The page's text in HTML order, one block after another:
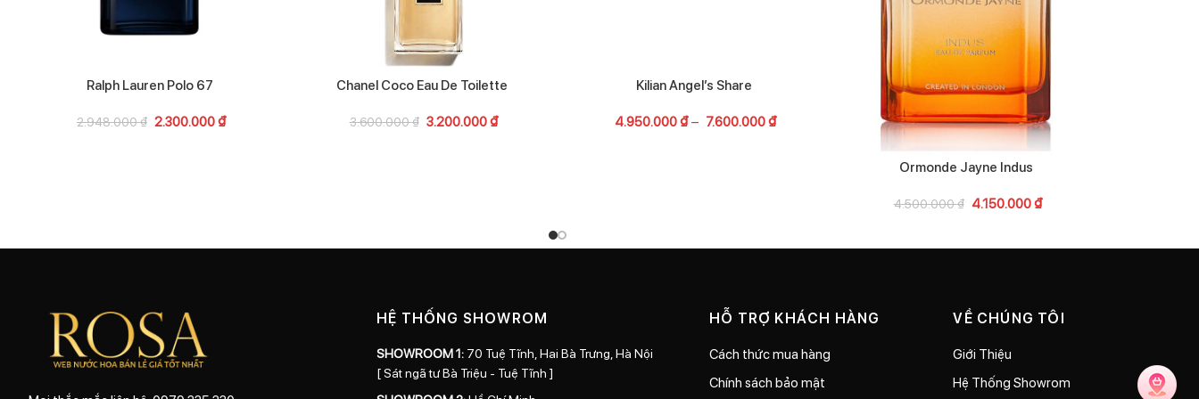
Ralph Lauren Polo 67
2.948.000₫ 2.300.000₫
Chanel Coco Eau De Toilette
3.600.000₫ 3.200.000₫
Kilian Angel’s Share
4.950.000₫– 7.600.000₫
Ormonde Jayne Indus
4.500.000₫ 4.150.000₫
HỆ THỐNG SHOWROM
SHOWROOM 1: 70 Tuệ Tĩnh, Hai Bà Trưng, Hà Nội
[ Sát ngã tư Bà Triệu - Tuệ Tĩnh ]
HỖ TRỢ KHÁCH HÀNG
Cách thức mua hàng
Chính sách bảo mật
VỀ CHÚNG TÔI
Giới Thiệu
Hệ Thống Showrom